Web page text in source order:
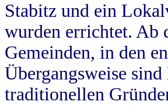
Stabitz und ein
wurden errichtet. Ab
Gemeinden, in den
Übergangsweise
traditionellen